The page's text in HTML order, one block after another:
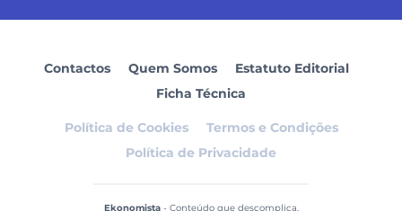
Contactos Quem Somos
Estatuto Editorial
Ficha Técnica
Política de Cookies
Termos e Condições
Política de Privacidade
Ekonomista- Conteúdo que descomplica.